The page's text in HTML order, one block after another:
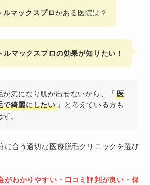
ルマックスプロがある医院は？
ルマックスプロの効果が知りたい！
が気になり肌が出せないから、「 医
で綺麗にしたい 」と考えている方も
。
に合う適切な医療脱毛クリニックを選び
がわかりやすい・口コミ評判が良い・保